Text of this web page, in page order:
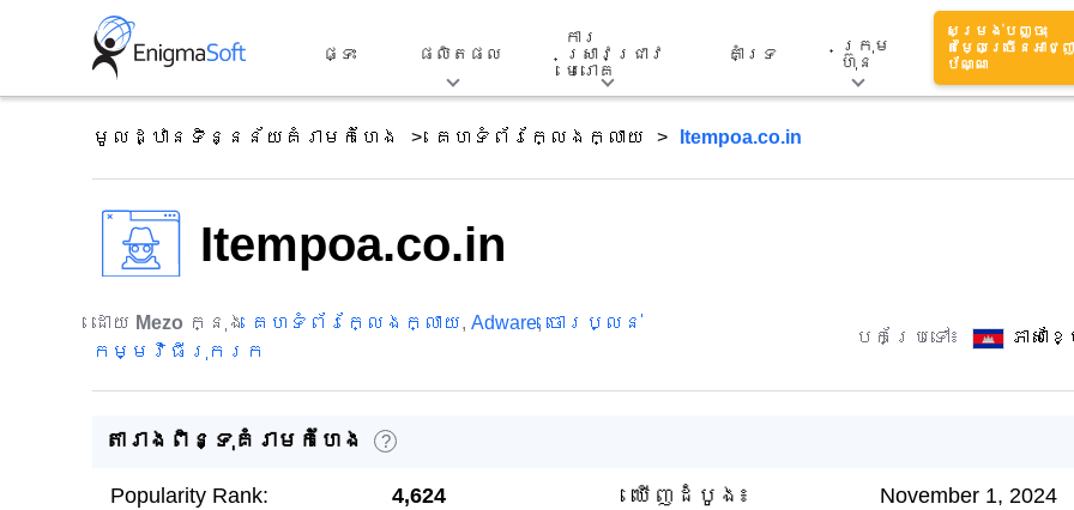
ផ្ទះ ផលិតផល
ការ
ស្រាវជ្រាវ
មេរោគ
គាំទ្រ
ក្រុម
ហ៊ុន
សម្រង់បញ្ចុះ
តម្លៃច្រើនអាជ្ញា
ប័ណ្ណ
មូលដ្ឋានទិន្នន័យគំរាមកំហែង គេហទំព័រក្លែងក្លាយ Itempoa.co.in
Itempoa.co.in
ដោយ Mezo ក្នុង គេហទំព័រក្លែងក្លាយ, Adware, ចោរប្លន់
កម្មវិធីរុករក
បកប្រែទៅ៖ ភាសាខ្
តារាងពិន្ទុគំរាមកំហែង ?
Popularity Rank:
4,624
ឃើញដំបូង៖
November 1, 2024